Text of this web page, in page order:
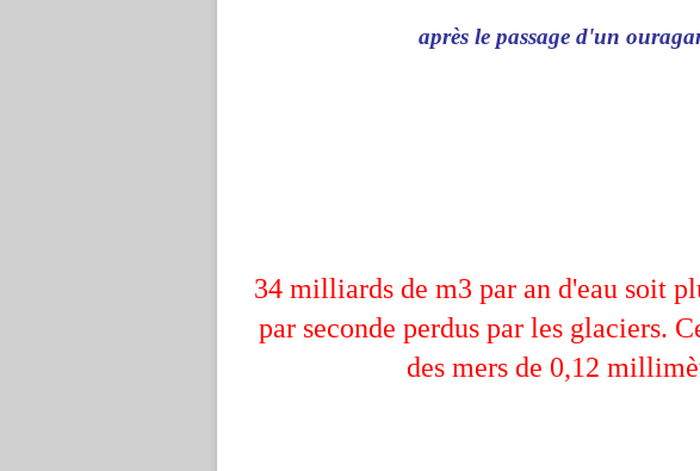
après le passage d'un
34 milliards de m3 par an d'eau soit
par seconde perdus par les glaciers.
des mers de 0,12